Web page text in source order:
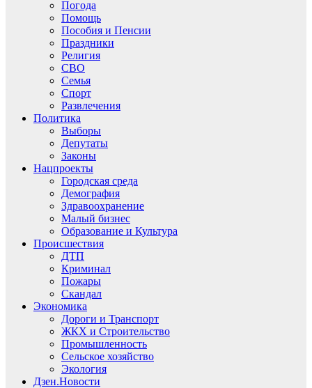
Погода
Помощь
Пособия и Пенсии
Праздники
Религия
СВО
Семья
Спорт
Развлечения
Политика
Выборы
Депутаты
Законы
Нацпроекты
Городская среда
Демография
Здравоохранение
Малый бизнес
Образование и Культура
Происшествия
ДТП
Криминал
Пожары
Скандал
Экономика
Дороги и Транспорт
ЖКХ и Строительство
Промышленность
Сельское хозяйство
Экология
Дзен.Новости